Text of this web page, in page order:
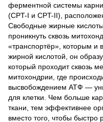
ферментной системы
(CPT-I и CPT-II),
Свободные жирные
проникнуть сквозь
«транспортёр», которым и
жирной кислотой, он
который проходит сквозь
митохондрии, где
высвобождением АТФ —
для клетки. Чем больше
ткани, тем эффективнее
вместо того, чтобы быстро